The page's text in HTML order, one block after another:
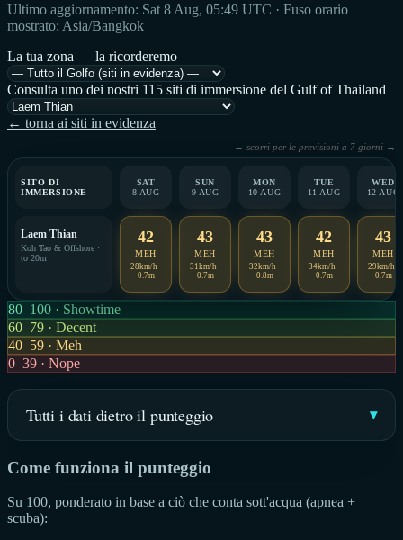
Ultimo aggiornamento: Sat 8 Aug, 05:49 UTC · Fuso orario
mostrato: Asia/Bangkok
La tua zona — la ricorderemo
Consulta uno dei nostri 115 siti di immersione del Gulf of Thailand
← torna ai siti in evidenza
← scorri per le previsioni a 7 giorni →
SITO DI
IMMERSIONE
SAT
8 AUG
SUN
9 AUG
MON
10 AUG
TUE
11 AUG
WED
12 AUG
Laem Thian
Koh Tao & Offshore ·
to 20m
42
MEH
28km/h ·
0.7m
43
MEH
31km/h ·
0.7m
43
MEH
32km/h ·
0.8m
42
MEH
34km/h ·
0.7m
43
MEH
29km/h ·
0.7m
80–100 · Showtime
60–79 · Decent
40–59 · Meh
0–39 · Nope
Tutti i dati dietro il punteggio
Come funziona il punteggio
Su 100, ponderato in base a ciò che conta sott'acqua (apnea +
scuba):